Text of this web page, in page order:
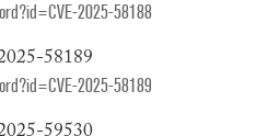
2025-58188
58189
2025-58189
59530